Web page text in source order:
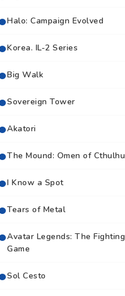
Halo: Campaign Evolved
Korea. IL-2 Series
Big Walk
Sovereign Tower
Akatori
The Mound: Omen of Cthulhu
I Know a Spot
Tears of Metal
Avatar Legends: The Fighting
Game
Sol Cesto